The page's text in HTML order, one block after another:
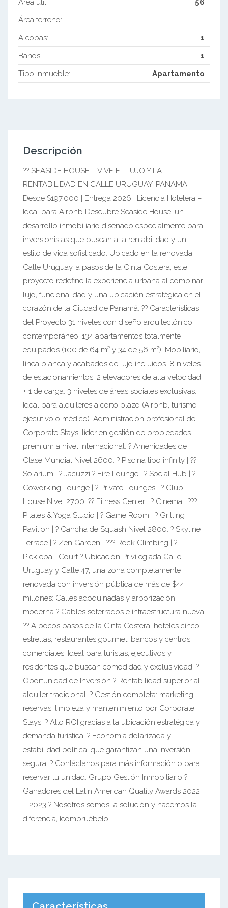
Área útil:
56
Área terreno:
Alcobas:
1
Baños:
1
Tipo Inmueble:
Apartamento
Descripción
?? SEASIDE HOUSE – VIVE EL LUJO Y LA
RENTABILIDAD EN CALLE URUGUAY, PANAMÁ
Desde $197,000 | Entrega 2026 | Licencia Hotelera –
Ideal para Airbnb Descubre Seaside House, un
desarrollo inmobiliario diseñado especialmente para
inversionistas que buscan alta rentabilidad y un
estilo de vida sofisticado. Ubicado en la renovada
Calle Uruguay, a pasos de la Cinta Costera, este
proyecto redefine la experiencia urbana al combinar
lujo, funcionalidad y una ubicación estratégica en el
corazón de la Ciudad de Panamá. ?? Características
del Proyecto 31 niveles con diseño arquitectónico
contemporáneo. 134 apartamentos totalmente
equipados (100 de 64 m² y 34 de 56 m²). Mobiliario,
línea blanca y acabados de lujo incluidos. 8 niveles
de estacionamientos. 2 elevadores de alta velocidad
+ 1 de carga. 3 niveles de áreas sociales exclusivas.
Ideal para alquileres a corto plazo (Airbnb, turismo
ejecutivo o médico). Administración profesional de
Corporate Stays, líder en gestión de propiedades
premium a nivel internacional. ? Amenidades de
Clase Mundial Nivel 2600: ? Piscina tipo infinity | ??
Solarium | ? Jacuzzi ? Fire Lounge | ? Social Hub | ?
Coworking Lounge | ? Private Lounges | ? Club
House Nivel 2700: ?? Fitness Center | ? Cinema | ?‍??
Pilates & Yoga Studio | ? Game Room | ? Grilling
Pavilion | ? Cancha de Squash Nivel 2800: ? Skyline
Terrace | ? Zen Garden | ?‍?? Rock Climbing | ?
Pickleball Court ? Ubicación Privilegiada Calle
Uruguay y Calle 47, una zona completamente
renovada con inversión pública de más de $44
millones: Calles adoquinadas y arborización
moderna ? Cables soterrados e infraestructura nueva
?? A pocos pasos de la Cinta Costera, hoteles cinco
estrellas, restaurantes gourmet, bancos y centros
comerciales. Ideal para turistas, ejecutivos y
residentes que buscan comodidad y exclusividad. ?
Oportunidad de Inversión ? Rentabilidad superior al
alquiler tradicional. ? Gestión completa: marketing,
reservas, limpieza y mantenimiento por Corporate
Stays. ? Alto ROI gracias a la ubicación estratégica y
demanda turística. ? Economía dolarizada y
estabilidad política, que garantizan una inversión
segura. ? Contáctanos para más información o para
reservar tu unidad. Grupo Gestión Inmobiliario ?
Ganadores del Latin American Quality Awards 2022
– 2023 ? Nosotros somos la solución y hacemos la
diferencia, ¡compruébelo!